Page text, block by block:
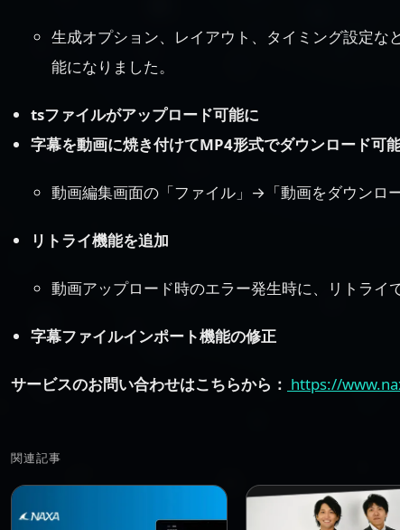
生成オプション、レイアウト、タイミング設定な
能になりました。
tsファイルがアップロード可能に
字幕を動画に焼き付けてMP4形式でダウンロード可
動画編集画面の「ファイル」→「動画をダウンロ
リトライ機能を追加
動画アップロード時のエラー発生時に、リトライ
字幕ファイルインポート機能の修正
サービスのお問い合わせはこちらから： https://
関連記事